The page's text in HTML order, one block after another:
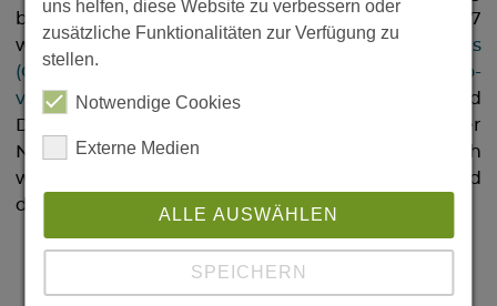
bildet das LIN einen wichtigen Eckpfeiler. 2007
wurde dasCenter for Behavioral Brain Sciences
(CBBS)als Exzellenzforschungszentrum der
Otto-
von-Guericke-Universität Magdeburg (OVGU)
und
Dachorganisation der Magdeburger
Neurowissenschaftler gegründet. Wissenschaftlich
wird das Zentrum gemeinsam von der OVGU und
dem LIN getragen.
uns helfen, diese Website zu verbessern oder
zusätzliche Funktionalitäten zur Verfügung zu
stellen.
Notwendige Cookies
Externe Medien
ALLE AUSWÄHLEN
SPEICHERN